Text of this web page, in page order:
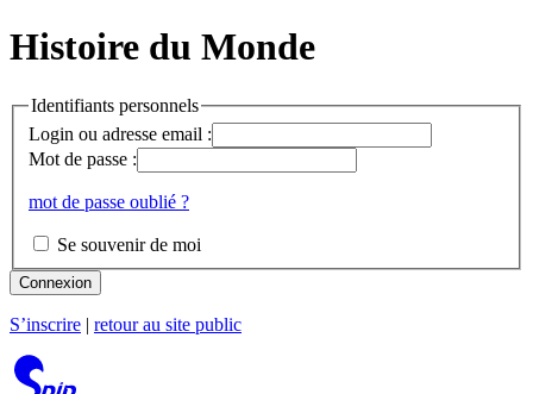
Histoire du Monde
Identifiants personnels
Login ou adresse email :
Mot de passe :
mot de passe oublié ?
Se souvenir de moi
Connexion
S’inscrire retour au site public